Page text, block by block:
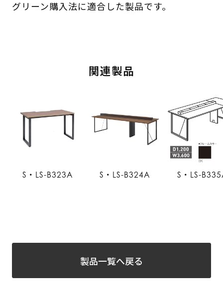
グリーン購入法に適合した製品です。
関連製品
S・LS-B323A S・LS-B324A S・LS-
製品一覧へ戻る